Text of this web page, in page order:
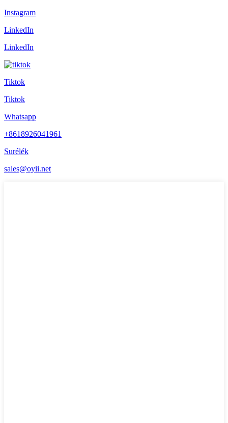
Instagram
LinkedIn
LinkedIn
Tiktok
Tiktok
Whatsapp
+8618926041961
Surélék
sales@oyii.net